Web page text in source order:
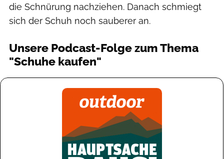
die Schnürung nachziehen. Danach schmiegt
sich der Schuh noch sauberer an.
Unsere Podcast-Folge zum Thema
"Schuhe kaufen"